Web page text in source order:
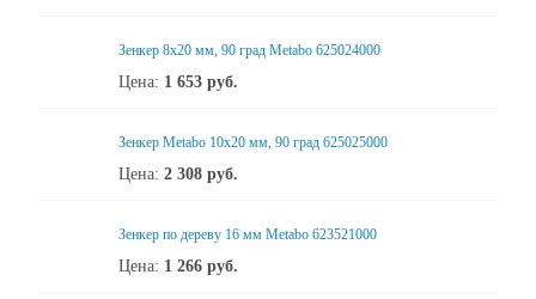
Зенкер 8x20 мм, 90 град Metabo 625024000
Цена: 1 653 руб.
Зенкер Metabo 10x20 мм, 90 град 625025000
Цена: 2 308 руб.
Зенкер по дереву 16 мм Metabo 623521000
Цена: 1 266 руб.